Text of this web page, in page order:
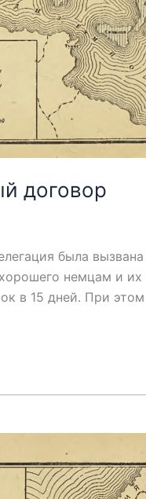
договор
была вызвана
немцам и
в 15 дней. При